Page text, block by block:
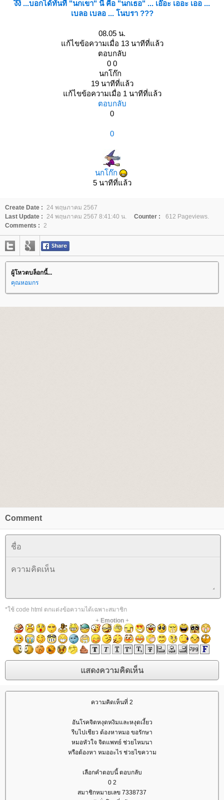
งิงิ ...บอกได้ทันที "นกเขา" นี้ คือ "นกเธอ" ... เอ๊อะ เออะ เออ ...
เบลอ เบลอ ... โนบรา ???
08.05 น.
ก้ไขข้อความเมื่อ 13 นาทีที่แล้ว
ตอบกลับ
0 0
นกโก๊ก
19 นาทีที่แล้ว
ก้ไขข้อความเมื่อ 1 นาทีที่แล้ว
ตอบกลับ
0
0
นกโก๊ก
5 นาทีที่แล้ว
Create Date : 24 พฤษภาคม 2567
Last Update : 24 พฤษภาคม 2567 8:41:40 น. Counter :
612 Pageviews.
Comments : 2
ผู้โหวตบล็อกนี้...
คุณหอมกร
Comment
*ใช้ code html ตกแต่งข้อความได้เฉพาะสมาชิก
+ Emotion+
ความคิดเห็นที่ 2
อันโรคจิตหงุดหงิมและหงุดเงี้ยว
รีบไปเชียว ต้องหาหมอ ขอรักษา
หมอหัวใจ จิตแพทย์ ช่วยไหมนา
หรือต้องหา หมออะไร ช่วยไขความ
เลือกคำตอบนี้ ตอบกลับ
0 2
สมาชิกหมายเลข 7338737